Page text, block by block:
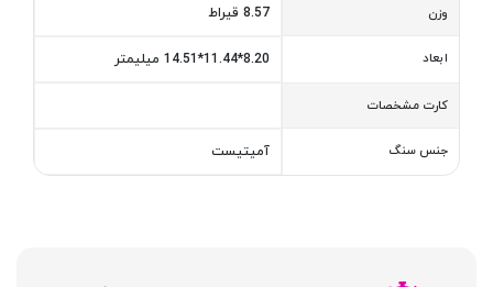
وزن 8.57 قیراط
ابعاد 8.20*11.44*14.51 میلیمتر
کارت مشخصات
جنس سنگ آمیتیست